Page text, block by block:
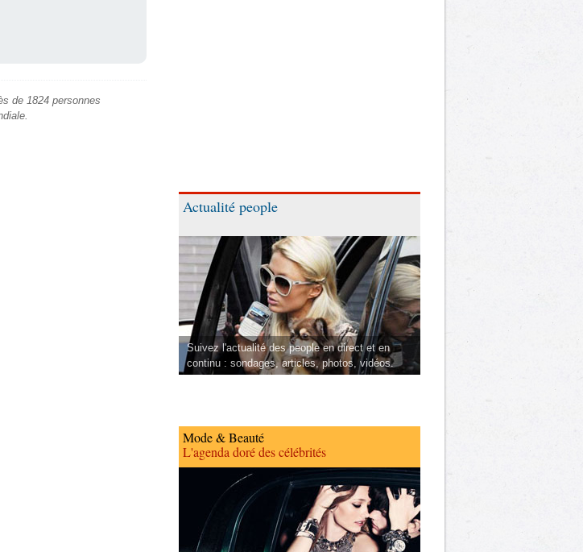
de 1824 personnes
Actualité people
Suivez l'actualité des people en direct et en
continu : sondages, articles, photos, vidéos.
Mode & Beauté
L'agenda doré des célébrités